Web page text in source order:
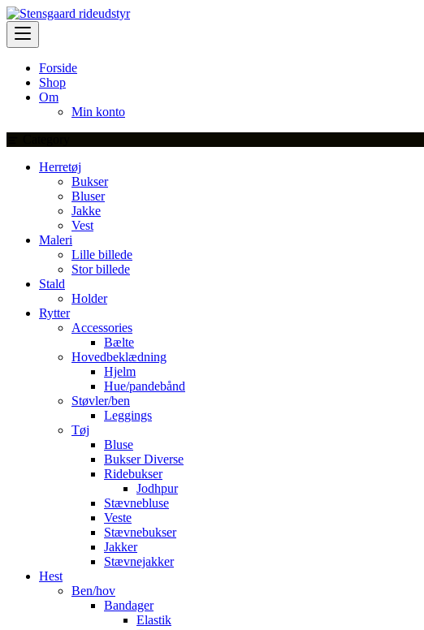
Skip
to
content
Forside
Shop
Om
Min konto
Herretøj
Bukser
Bluser
Jakke
Vest
Maleri
Lille billede
Stor billede
Stald
Holder
Rytter
Accessories
Bælte
Hovedbeklædning
Hjelm
Hue/pandebånd
Støvler/ben
Leggings
Tøj
Bluse
Bukser Diverse
Ridebukser
Jodhpur
Stævnebluse
Veste
Stævnebukser
Jakker
Stævnejakker
Hest
Ben/hov
Bandager
Elastik